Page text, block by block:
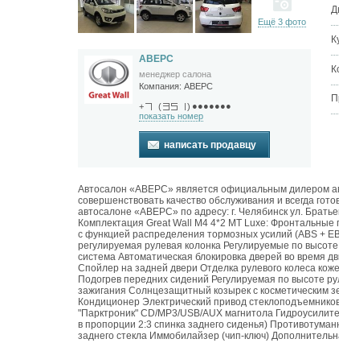
Ещё 3 фото
АВЕРС
менеджер салона
Компания: АВЕРС
+ ( ) ●●●●●●●
показать номер
написать продавцу
Автосалон «АВЕРС» является официальным дилером
совершенствовать качество обслуживания и всегда
автосалоне «АВЕРС» по адресу: г. Челябинск ул.
Комплектация Great Wall M4 4*2 MT Luxe:
с функцией распределения тормозных усилий (ABS +
регулируемая рулевая колонка Регулируемые по
система Автоматическая блокировка дверей во время
Спойлер на задней двери Отделка рулевого колеса
Подогрев передних сидений Регулируемая по высоте
зажигания Солнцезащитный козырек с косметическим
Кондиционер Электрический привод
"Парктроник" CD/MP3/USB/AUX магнитола
в пропорции 2:3 спинка заднего сиденья)
заднего стекла Иммобилайзер (чип-ключ)